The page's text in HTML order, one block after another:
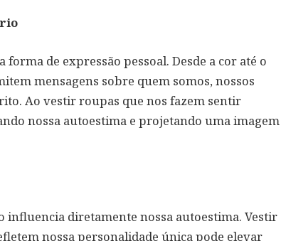
forma de expressão pessoal. Desde a cor até o
mensagens sobre quem somos, nossos
Ao vestir roupas que nos fazem sentir
nossa autoestima e projetando uma imagem
influencia diretamente nossa autoestima. Vestir
nossa personalidade única pode elevar